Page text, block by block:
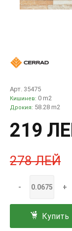
Арт. 35475
Кишинев: 0 m2
Дрокия: 58.28 m2
219
278 ЛЕЙ
- +
Купить